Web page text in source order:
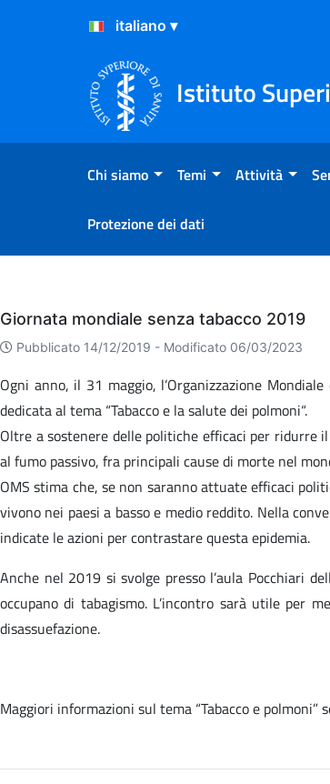
Salta al Contenuto
Salta al Footer
Istituto
Chi siamo Temi Attività
Protezione dei dati
Eventi
Giornata mondiale senza tabacco 2019
Pubblicato 14/12/2019 - Modificato 06/03/2023
Ogni anno, il 31 maggio, l’Organizzazione
dedicata al tema “Tabacco e la salute dei polmoni“.
Oltre a sostenere delle politiche efficaci per ridurre il
al fumo passivo, fra principali cause di morte nel
OMS stima che, se non saranno attuate efficaci
vivono nei paesi a basso e medio reddito. Nella
indicate le azioni per contrastare questa epidemia.
Anche nel 2019 si svolge presso l’aula Pocchiari
occupano di tabagismo. L’incontro sarà utile per
disassuefazione.
Maggiori informazioni sul tema “Tabacco e